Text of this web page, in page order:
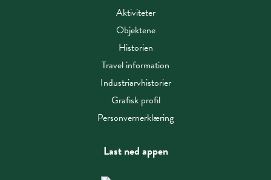
Aktiviteter
Objektene
Historien
Travel information
Industriarvhistorier
Grafisk profil
Personvernerklæring
Last ned appen